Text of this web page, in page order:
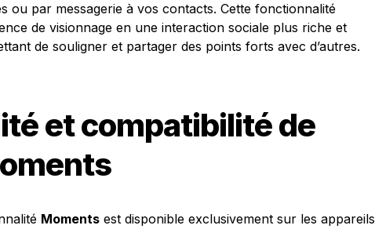
ou par messagerie à vos contacts. Cette fonctionnalité
de visionnage en une interaction sociale plus riche et
de souligner et partager des points forts avec d’autres.
et compatibilité de
Moments est disponible exclusivement sur les appareils